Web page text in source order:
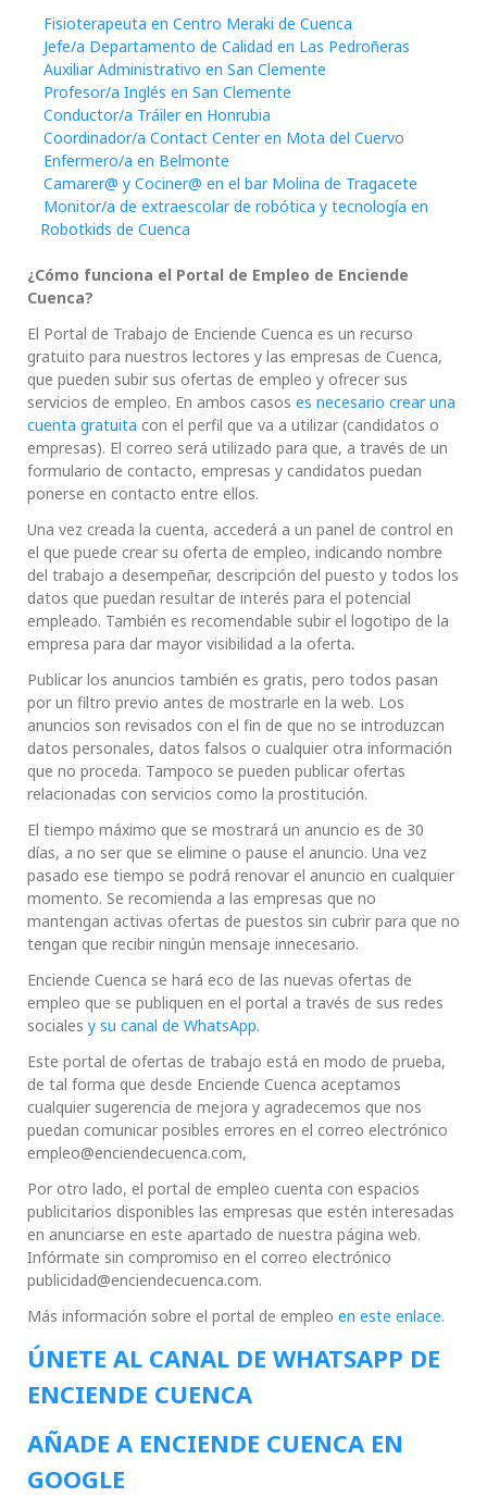
Fisioterapeuta en Centro Meraki de Cuenca
Jefe/a Departamento de Calidad en Las Pedroñeras
Auxiliar Administrativo en San Clemente
Profesor/a Inglés en San Clemente
Conductor/a Tráiler en Honrubia
Coordinador/a Contact Center en Mota del Cuervo
Enfermero/a en Belmonte
Camarer@ y Cociner@ en el bar Molina de Tragacete
Monitor/a de extraescolar de robótica y tecnología en
Robotkids de Cuenca
¿Cómo funciona el Portal de Empleo de Enciende
Cuenca?
El Portal de Trabajo de Enciende Cuenca es un recurso
gratuito para nuestros lectores y las empresas de Cuenca,
que pueden subir sus ofertas de empleo y ofrecer sus
servicios de empleo. En ambos casos es necesario crear una
cuenta gratuita con el perfil que va a utilizar (candidatos o
empresas). El correo será utilizado para que, a través de un
formulario de contacto, empresas y candidatos puedan
ponerse en contacto entre ellos.
Una vez creada la cuenta, accederá a un panel de control en
el que puede crear su oferta de empleo, indicando nombre
del trabajo a desempeñar, descripción del puesto y todos los
datos que puedan resultar de interés para el potencial
empleado. También es recomendable subir el logotipo de la
empresa para dar mayor visibilidad a la oferta.
Publicar los anuncios también es gratis, pero todos pasan
por un filtro previo antes de mostrarle en la web. Los
anuncios son revisados con el fin de que no se introduzcan
datos personales, datos falsos o cualquier otra información
que no proceda. Tampoco se pueden publicar ofertas
relacionadas con servicios como la prostitución.
El tiempo máximo que se mostrará un anuncio es de 30
días, a no ser que se elimine o pause el anuncio. Una vez
pasado ese tiempo se podrá renovar el anuncio en cualquier
momento. Se recomienda a las empresas que no
mantengan activas ofertas de puestos sin cubrir para que no
tengan que recibir ningún mensaje innecesario.
Enciende Cuenca se hará eco de las nuevas ofertas de
empleo que se publiquen en el portal a través de sus redes
sociales y su canal de WhatsApp.
Este portal de ofertas de trabajo está en modo de prueba,
de tal forma que desde Enciende Cuenca aceptamos
cualquier sugerencia de mejora y agradecemos que nos
puedan comunicar posibles errores en el correo electrónico
empleo@enciendecuenca.com,
Por otro lado, el portal de empleo cuenta con espacios
publicitarios disponibles las empresas que estén interesadas
en anunciarse en este apartado de nuestra página web.
Infórmate sin compromiso en el correo electrónico
publicidad@enciendecuenca.com.
Más información sobre el portal de empleo en este enlace.
ÚNETE AL CANAL DE WHATSAPP DE
ENCIENDE CUENCA
AÑADE A ENCIENDE CUENCA EN
GOOGLE